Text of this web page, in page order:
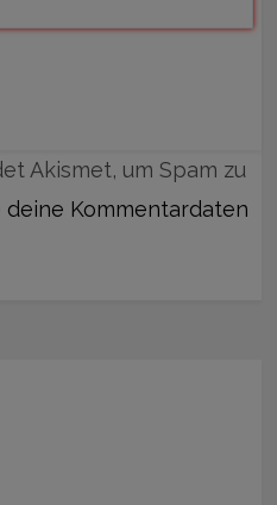
Akismet, um Spam zu
deine Kommentardaten